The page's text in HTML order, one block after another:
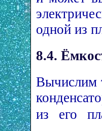
одной из
8.4.
Вычислим
из его